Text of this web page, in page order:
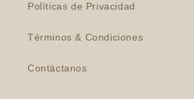
Políticas de Privacidad
Términos & Condiciones
Contáctanos